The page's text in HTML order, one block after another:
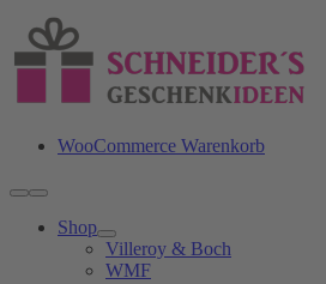
Inhalt
springen
WooCommerce Warenkorb
Toggle
Navigation
Shop
Villeroy & Boch
WMF